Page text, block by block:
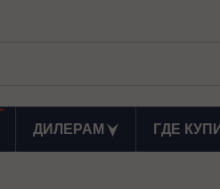
ДИЛЕРАМ ГДЕ